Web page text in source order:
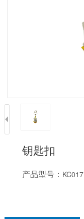
钥匙扣
产品型号： KC017